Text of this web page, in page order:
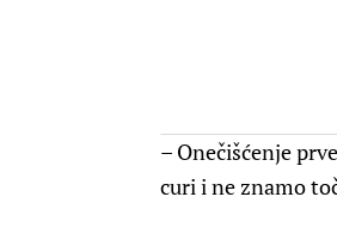
– Onečišćenje
curi i ne znamo